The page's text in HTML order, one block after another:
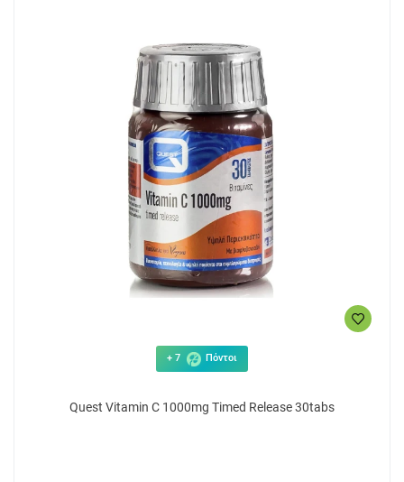
+ 7 Πόντοι
Quest Vitamin C 1000mg Timed Release 30tabs